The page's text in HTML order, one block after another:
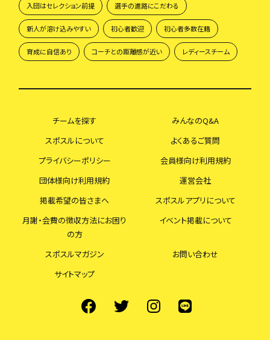
入団はセレクション前提 選手の進路にこだわる
新人が溶け込みやすい 初心者歓迎 初心者多数在籍
育成に自信あり コーチとの距離感が近い レディースチーム
チームを探す
みんなのQ&A
スポスルについて
よくあるご質問
プライバシーポリシー
会員様向け利用規約
団体様向け利用規約
運営会社
掲載希望の皆さまへ
スポスルアプリについて
月謝・会費の徴収方法にお困り
の方
イベント掲載について
スポスルマガジン
お問い合わせ
サイトマップ